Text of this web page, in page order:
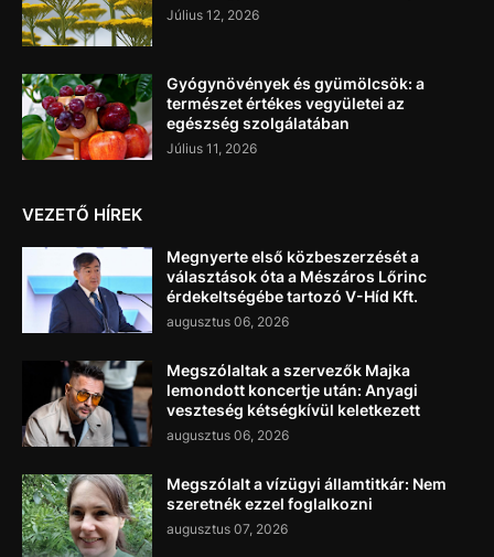
Július 12, 2026
Gyógynövények és gyümölcsök: a
természet értékes vegyületei az
egészség szolgálatában
Július 11, 2026
VEZETŐ HÍREK
Megnyerte első közbeszerzését a
választások óta a Mészáros Lőrinc
érdekeltségébe tartozó V-Híd Kft.
augusztus 06, 2026
Megszólaltak a szervezők Majka
lemondott koncertje után: Anyagi
veszteség kétségkívül keletkezett
augusztus 06, 2026
Megszólalt a vízügyi államtitkár: Nem
szeretnék ezzel foglalkozni
augusztus 07, 2026